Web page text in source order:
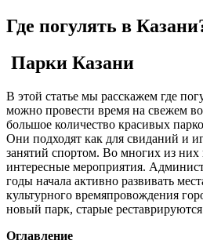
Где погулять в
Парки Казани
В этой статье мы расскажем где
можно провести время на свежем
большое количество красивых
Они подходят как для свиданий и
занятий спортом. Во многих из них
интересные мероприятия.
годы начала активно развивать
культурного времяпровождения
новый парк, старые
Оглавление